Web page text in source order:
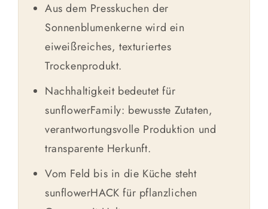
Aus dem Presskuchen der
Sonnenblumenkerne wird ein
eiweißreiches, texturiertes
Trockenprodukt.
Nachhaltigkeit bedeutet für
sunflowerFamily: bewusste Zutaten,
verantwortungsvolle Produktion und
transparente Herkunft.
Vom Feld bis in die Küche steht
sunflowerHACK für pflanzlichen